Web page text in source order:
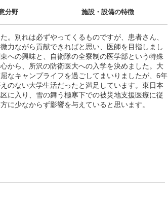
分野 施設・設備の特徴
。別れは必ずやってくるものですが、患者さん、
力ながら貢献できればと思い、医師を目指しまし
への興味と、自衛隊の全寮制の医学部という特殊
から、所沢の防衛医大への入学を決めました。大
なキャンプライフを過ごしてまいりましたが、6年
のない大学生活だったと満足しています。東日本
に入り、雪の舞う極寒下での被災地支援医療に従
に少なからず影響を与えていると思います。